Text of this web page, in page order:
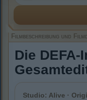
Filmbeschreibung und
Die
Studio: Alive ·